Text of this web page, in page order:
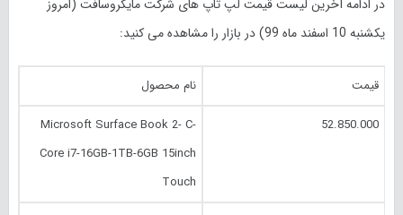
در ادامه آخرین لیست قیمت لپ تاپ های شرکت مایکروسافت (امروز
یکشنبه 10 اسفند
ماه 99) در بازار را مشاهده می کنید:
قیمت نام محصول
52.850.000
Microsoft Surface Book 2- C-
Core i7-16GB-1TB-6GB 15inch
Touch